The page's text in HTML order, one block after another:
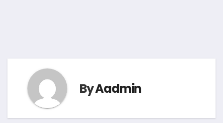
ByAadmin